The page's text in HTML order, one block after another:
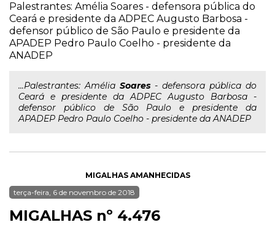
Palestrantes: Amélia Soares - defensora pública do
Ceará e presidente da ADPEC Augusto Barbosa -
defensor público de São Paulo e presidente da
APADEP Pedro Paulo Coelho - presidente da
ANADEP
...Palestrantes: Amélia Soares - defensora pública do
Ceará e presidente da ADPEC Augusto Barbosa -
defensor público de São Paulo e presidente da
APADEP Pedro Paulo Coelho - presidente da ANADEP
MIGALHAS AMANHECIDAS
terça-feira, 6 de novembro de 2018
MIGALHAS nº 4.476